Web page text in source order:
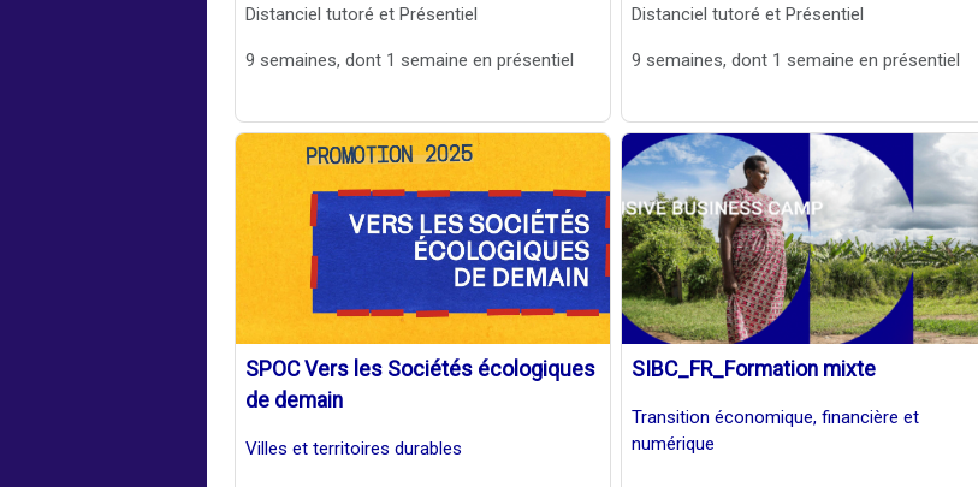
Distanciel tutoré et Présentiel
9 semaines, dont 1 semaine en présentiel
Distanciel tutoré et Présentiel
9 semaines, dont 1 semaine en présentiel
SPOC Vers les Sociétés écologiques
de demain
Villes et territoires durables
SIBC_FR_Formation mixte
Transition économique, financière et
numérique